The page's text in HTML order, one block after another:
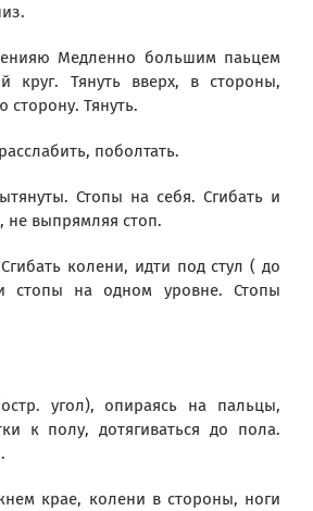
Медленно большим паьцем
круг. Тянуть вверх, в стороны,
сторону. Тянуть.
поболтать.
Стопы на себя. Сгибать и
не выпрямляя стоп.
колени, идти под стул ( до
стопы на одном уровне. Стопы
угол), опираясь на пальцы,
к полу, дотягиваться до пола.
крае, колени в стороны, ноги